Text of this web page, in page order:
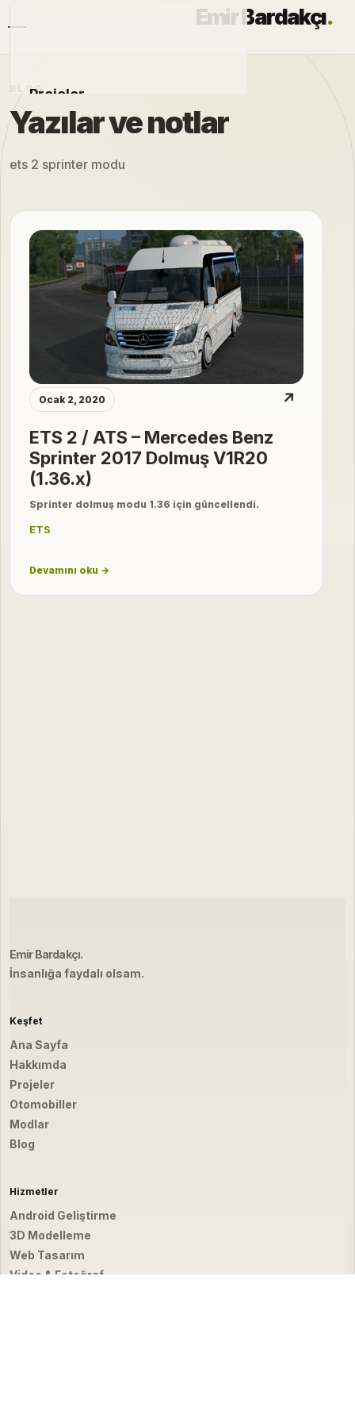
Emir Bardakçı.
Projeler
Otomobiller
Modlar
Hakkımda
Blog
BLOG
Yazılar ve notlar
ets 2 sprinter modu
Ocak 2, 2020 ↗
ETS 2 / ATS – Mercedes Benz
Sprinter 2017 Dolmuş V1R20
(1.36.x)
Sprinter dolmuş modu 1.36 için güncellendi.
ETS
Devamını oku →
Emir Bardakçı.
İnsanlığa faydalı olsam.
Keşfet
Ana Sayfa
Hakkımda
Projeler
Otomobiller
Modlar
Blog
Hizmetler
Android Geliştirme
3D Modelleme
Web Tasarım
Video & Fotoğraf